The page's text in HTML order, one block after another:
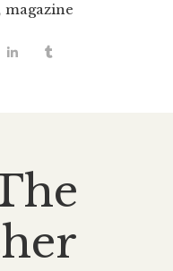
, magazine